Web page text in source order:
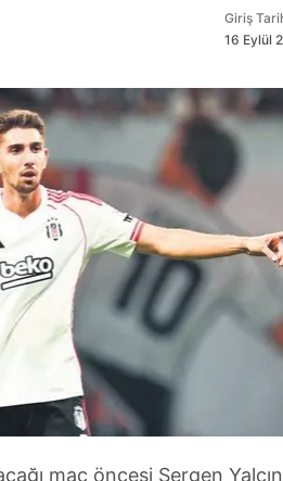
Giriş
16 Eylül
maç öncesi Sergen